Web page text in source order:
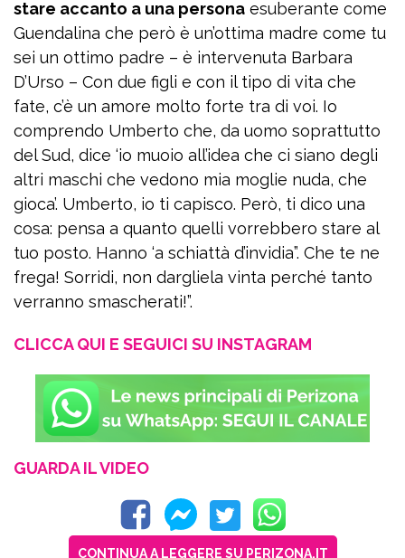
stare accanto a una persona esuberante come
Guendalina che però è un’ottima madre come tu
sei un ottimo padre – è intervenuta Barbara
D’Urso – Con due figli e con il tipo di vita che
fate, c’è un amore molto forte tra di voi. Io
comprendo Umberto che, da uomo soprattutto
del Sud, dice ‘io muoio all’idea che ci siano degli
altri maschi che vedono mia moglie nuda, che
gioca’. Umberto, io ti capisco. Però, ti dico una
cosa: pensa a quanto quelli vorrebbero stare al
tuo posto. Hanno ‘a schiattà d’invidia”. Che te ne
frega! Sorridi, non dargliela vinta perché tanto
verranno smascherati!”.
CLICCA QUI E SEGUICI SU INSTAGRAM
GUARDA IL VIDEO
CONTINUA A LEGGERE SU PERIZONA.IT